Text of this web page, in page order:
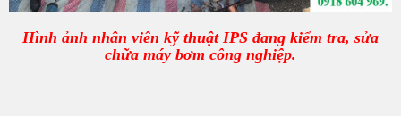
Hình ảnh nhân viên kỹ thuật IPS đang kiểm tra, sửa
chữa máy bơm công nghiệp.